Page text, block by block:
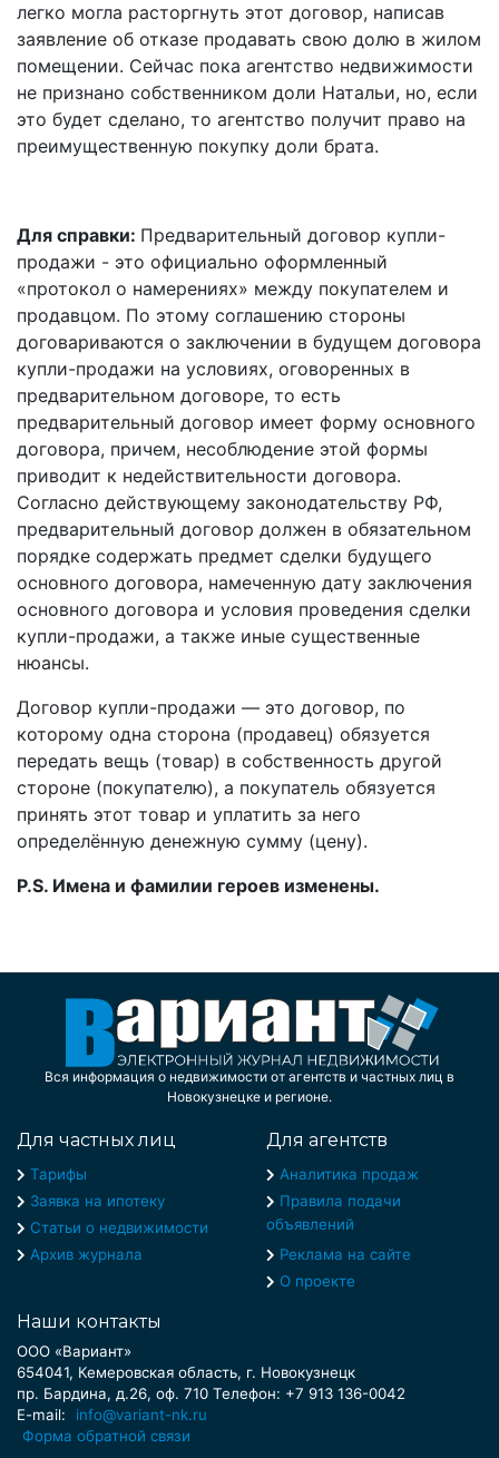
легко могла расторгнуть этот договор, написав
заявление об отказе продавать свою долю в жилом
помещении. Сейчас пока агентство недвижимости
не признано собственником доли Натальи, но, если
это будет сделано, то агентство получит право на
преимущественную покупку доли брата.
Для справки: Предварительный договор купли-
продажи - это официально оформленный
«протокол о намерениях» между покупателем и
продавцом. По этому соглашению стороны
договариваются о заключении в будущем договора
купли-продажи на условиях, оговоренных в
предварительном договоре, то есть
предварительный договор имеет форму основного
договора, причем, несоблюдение этой формы
приводит к недействительности договора.
Согласно действующему законодательству РФ,
предварительный договор должен в обязательном
порядке содержать предмет сделки будущего
основного договора, намеченную дату заключения
основного договора и условия проведения сделки
купли-продажи, а также иные существенные
нюансы.
Договор купли-продажи — это договор, по
которому одна сторона (продавец) обязуется
передать вещь (товар) в собственность другой
стороне (покупателю), а покупатель обязуется
принять этот товар и уплатить за него
определённую денежную сумму (цену).
P.S. Имена и фамилии героев изменены.
Вся информация о недвижимости от агентств и частных лиц в
Новокузнецке и регионе.
Для частных лиц
Тарифы
Заявка на ипотеку
Статьи о недвижимости
Архив журнала
Для агентств
Аналитика продаж
Правила подачи
объявлений
Реклама на сайте
О проекте
Наши контакты
ООО «Вариант»
654041, Кемеровская область, г. Новокузнецк
пр. Бардина, д.26, оф. 710 Телефон: +7 913 136-0042
E-mail:
info@variant-nk.ru
Форма обратной связи